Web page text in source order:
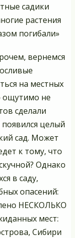
садики
растения
погибали»
вернемся
на местных
ощутимо не
сделали
появился целый
сад. Может
к тому, что
Однако
в саду,
опасений:
НЕСКОЛЬКО
мест:
Сибири